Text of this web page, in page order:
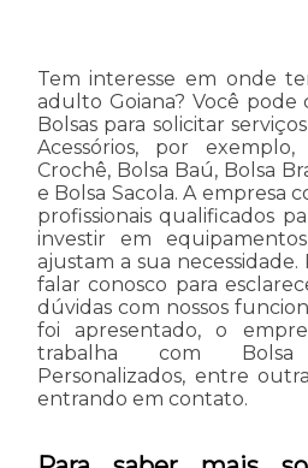
Tem interesse em onde
adulto Goiana? Você pode
Bolsas para solicitar
Acessórios, por
Crochê, Bolsa Baú, Bolsa
e Bolsa Sacola. A empresa
profissionais qualificados
investir em
ajustam a sua necessidade.
falar conosco para
dúvidas com nossos
foi apresentado, o
trabalha com
Personalizados, entre
entrando em contato.